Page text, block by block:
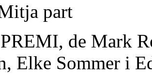
part
de Mark
Elke Sommer i